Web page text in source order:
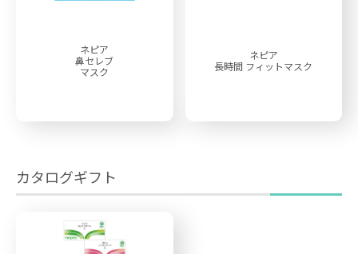
ネピア
鼻セレブ
マスク
ネピア
長時間 フィットマスク
カタログギフト